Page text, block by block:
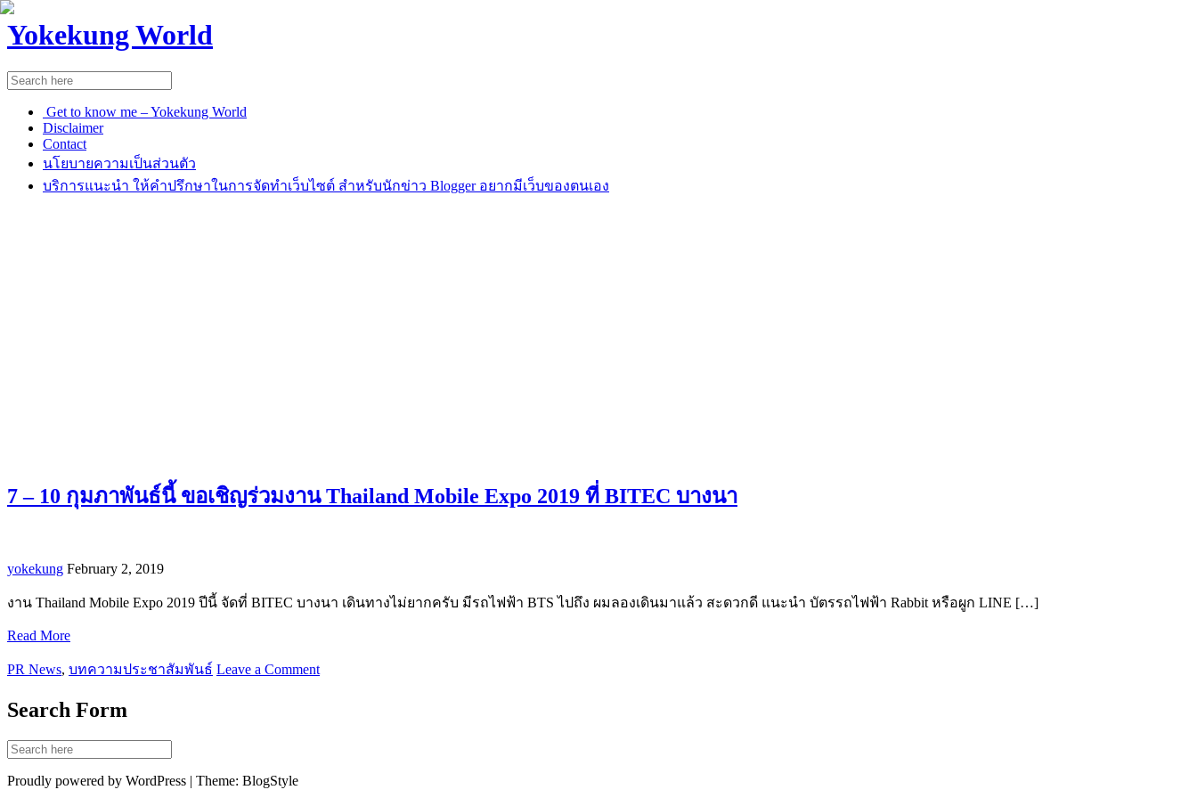
Yokekung World
Get to know me – Yokekung World
Disclaimer
Contact
นโยบายความเป็นส่วนตัว
บริการแนะนำ ให้คำปรึกษาในการจัดทำเว็บไซต์ สำหรับนักข่าว Blogger อยากมีเว็บของตนเอง
7 – 10 กุมภาพันธ์นี้ ขอเชิญร่วมงาน Thailand Mobile Expo 2019 ที่ BITEC บางนา
yokekung February 2, 2019
งาน Thailand Mobile Expo 2019 ปีนี้ จัดที่ BITEC บางนา เดินทางไม่ยากครับ มีรถไฟฟ้า BTS ไปถึง ผมลองเดินมาแล้ว สะดวกดี แนะนำ บัตรรถไฟฟ้า Rabbit หรือผูก LINE […]
Read More
PR News, บทความประชาสัมพันธ์ Leave a Comment
Search Form
Proudly powered by WordPress | Theme: BlogStyle